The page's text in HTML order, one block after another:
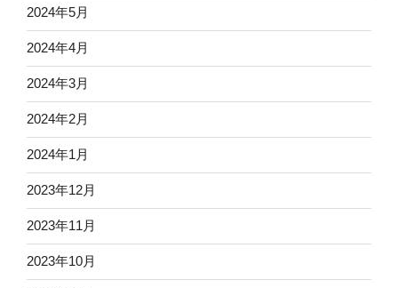
2024年5月
2024年4月
2024年3月
2024年2月
2024年1月
2023年12月
2023年11月
2023年10月